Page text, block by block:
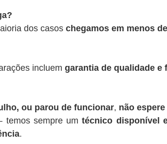
dos casos chegamos em menos
incluem garantia de qualidade e
ou parou de funcionar, não
temos sempre umtécnico disponível
.